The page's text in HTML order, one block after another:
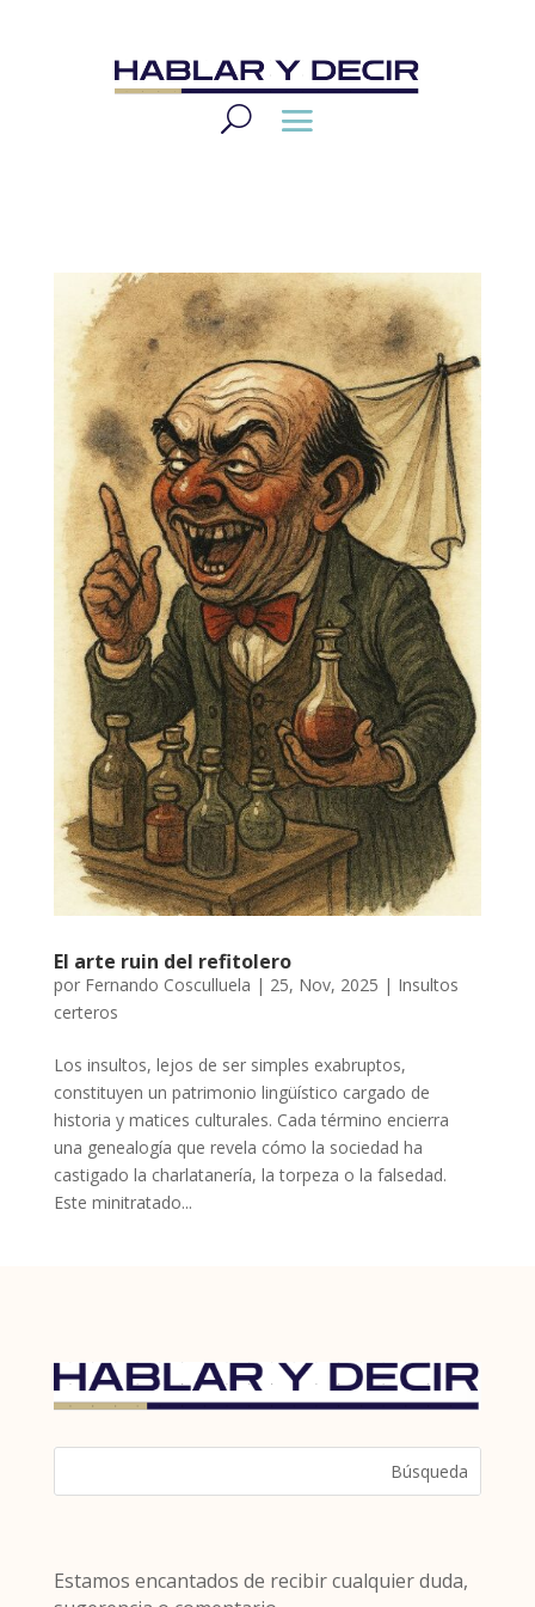
El arte ruin del refitolero
por Fernando Cosculluela | 25, Nov, 2025 | Insultos
certeros
Los insultos, lejos de ser simples exabruptos,
constituyen un patrimonio lingüístico cargado de
historia y matices culturales. Cada término encierra
una genealogía que revela cómo la sociedad ha
castigado la charlatanería, la torpeza o la falsedad.
Este minitratado...
Estamos encantados de recibir cualquier duda,